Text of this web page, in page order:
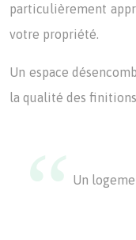
particulièrement
votre propriété.
Un espace
la qualité des
Un